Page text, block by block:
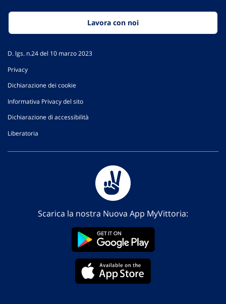
Lavora con noi
D. lgs. n.24 del 10 marzo 2023
Privacy
Dichiarazione dei cookie
Informativa Privacy del sito
Dichiarazione di accessibilità
Liberatoria
Scarica la nostra Nuova App MyVittoria: